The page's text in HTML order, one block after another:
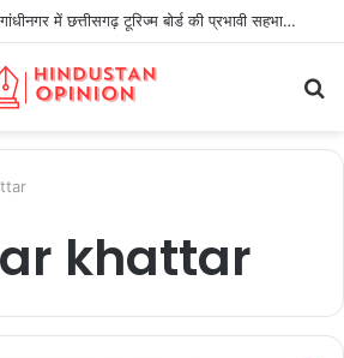
ट्रैवल एंड टूरिज्म फेयर गांधीनगर में छत्तीसगढ़ टूरिज्म बोर्ड की प्रभावी सहभागिता
khattar